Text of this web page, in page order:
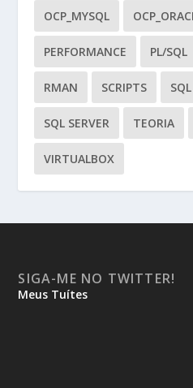
OCP_MYSQL
PERFORMANCE PL/SQL
RMAN SCRIPTS SQL
SQL SERVER TEORIA
VIRTUALBOX
SIGA-ME NO TWITTER!
Meus Tuítes